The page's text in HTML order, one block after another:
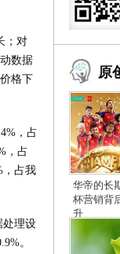
；对
数据
格下
，占
，占
，占我
处理设
。
原
华帝的长
杯营销背
升